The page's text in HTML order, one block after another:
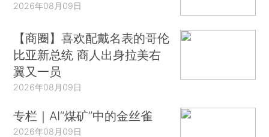
2026年08月09日
【商圈】喜欢配戴名表的哥伦
比亚新总统 商人出身拉美右
翼又一员
2026年08月09日
专栏｜AI“煤矿”中的金丝雀
2026年08月09日